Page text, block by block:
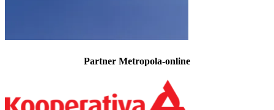
Partner Metropola-online